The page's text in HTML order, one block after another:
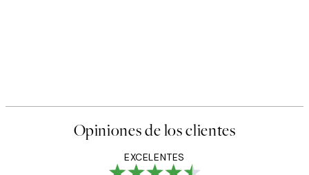
Opiniones de los clientes
EXCELENTES